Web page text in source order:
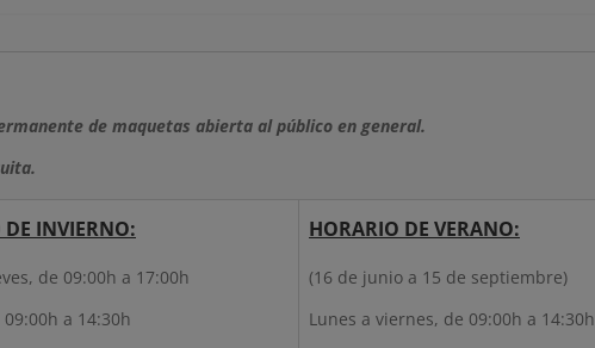
de maquetas abierta al público en general.
INVIERNO:
de 09:00h a 17:00h
a 14:30h
HORARIO DE VERANO:
(16 de junio a 15 de septiembre)
Lunes a viernes, de 09:00h a 14:30h